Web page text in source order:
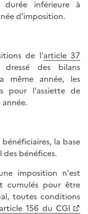
durée inférieure à
d'imposition.
de l'article 37
des bilans
même année, les
pour l'assiette de
la base
bénéfices.
imposition n'est
cumulés pour être
toutes conditions
article 156 du CGI